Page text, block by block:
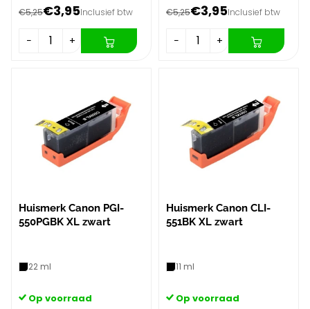
€5,25€3,95Inclusief btw
− +
€5,25€3,95Inclusief btw
− +
Huismerk Canon PGI-
550PGBK XL zwart
22 ml
Op voorraad
Huismerk Canon CLI-
551BK XL zwart
11 ml
Op voorraad